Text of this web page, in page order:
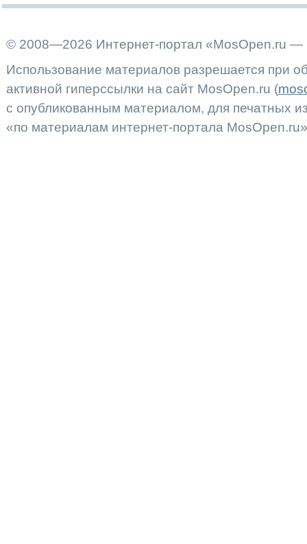
© 2008—2026 Интернет-портал «MosOpen.ru —
Использование материалов разрешается при
активной гиперссылки на сайт MosOpen.ru (
с опубликованным материалом, для печатных
«по материалам интернет-портала